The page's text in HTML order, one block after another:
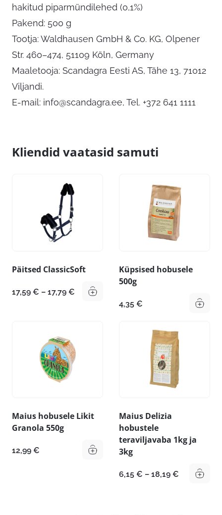
hakitud piparmündilehed (0,1%)
Pakend: 500 g
Tootja: Waldhausen GmbH & Co. KG, Olpener
Str. 460–474, 51109 Köln, Germany
Maaletooja: Scandagra Eesti AS, Tähe 13, 71012
Viljandi.
E-mail: info@scandagra.ee, Tel. +372 641 1111
Kliendid vaatasid samuti
Päitsed ClassicSoft
17,59 € – 17,79 € Hinnavahemik:
Küpsised hobusele
500g
4,35 €
Maius hobusele Likit
Granola 550g
12,99 €
Maius Delizia
hobustele
teraviljavaba 1kg ja
3kg
6,15 € – 18,19 €